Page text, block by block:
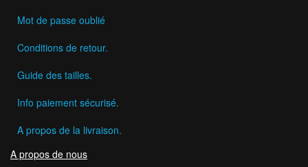
Mot de passe oublié
Conditions de retour.
Guide des tailles.
Info paiement sécurisé.
A propos de la livraison.
A propos de nous